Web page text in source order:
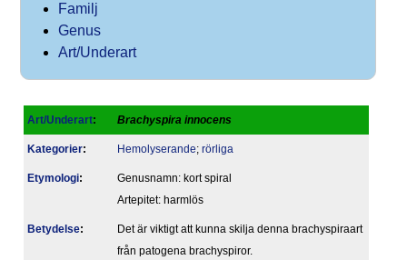
Familj
Genus
Art/Underart
Art/Underart: Brachyspira innocens
Kategorier: Hemolyserande; rörliga
Etymologi:
Genusnamn: kort spiral
Artepitet: harmlös
Betydelse:
Det är viktigt att kunna skilja denna brachyspiraart
från patogena brachyspiror.